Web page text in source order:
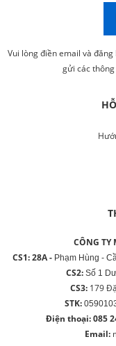
Vui lòng điền email và
gửi các
CÔNG TY
CS1: 28A - Phạm Hùng -
CS2: Số 1
CS3: 179
STK:
Điện thoại: 085
Email: